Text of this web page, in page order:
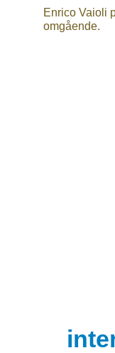
Enrico Vaioli
omgående.